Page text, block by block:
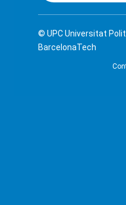
© UPCUniversitat
BarcelonaTech